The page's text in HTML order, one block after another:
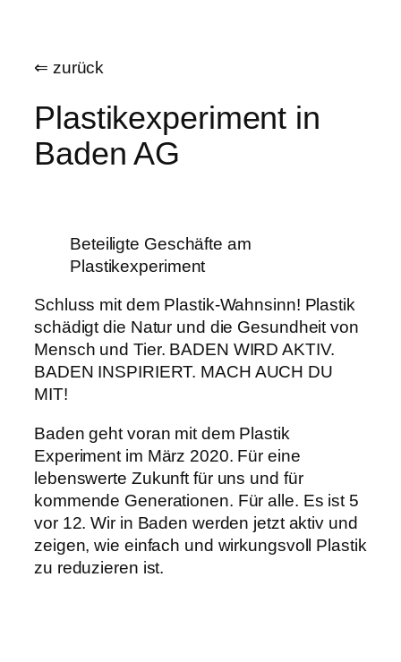
Inhalt⇐ zurück
Plastikexperiment in
Baden AG
Beteiligte Geschäfte am
Plastikexperiment
Schluss mit dem Plastik-Wahnsinn! Plastik
schädigt die Natur und die Gesundheit von
Mensch und Tier. BADEN WIRD AKTIV.
BADEN INSPIRIERT. MACH AUCH DU
MIT!
Baden geht voran mit dem Plastik
Experiment im März 2020. Für eine
lebenswerte Zukunft für uns und für
kommende Generationen. Für alle. Es ist 5
vor 12. Wir in Baden werden jetzt aktiv und
zeigen, wie einfach und wirkungsvoll Plastik
zu reduzieren ist.